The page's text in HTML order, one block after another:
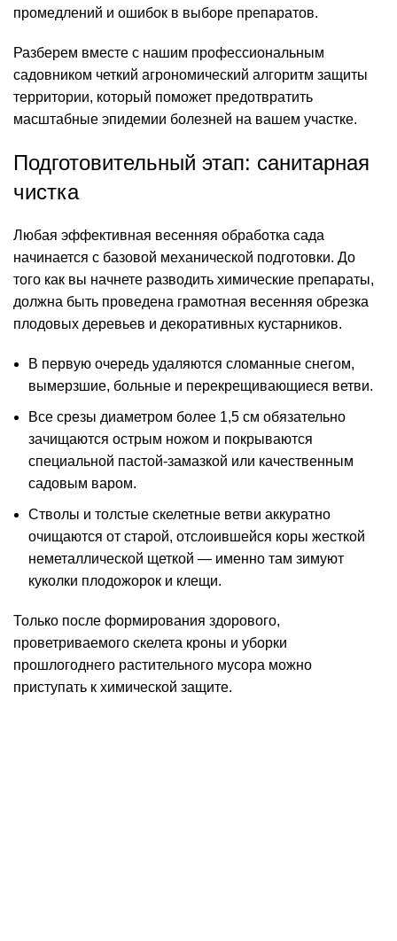
промедлений и ошибок в выборе препаратов.
Разберем вместе с нашим профессиональным
садовником четкий агрономический алгоритм защиты
территории, который поможет предотвратить
масштабные эпидемии болезней на вашем участке.
Подготовительный этап: санитарная
чистка
Любая эффективная весенняя обработка сада
начинается с базовой механической подготовки. До
того как вы начнете разводить химические препараты,
должна быть проведена грамотная весенняя обрезка
плодовых деревьев и декоративных кустарников.
В первую очередь удаляются сломанные снегом,
вымерзшие, больные и перекрещивающиеся ветви.
Все срезы диаметром более 1,5 см обязательно
зачищаются острым ножом и покрываются
специальной пастой-замазкой или качественным
садовым варом.
Стволы и толстые скелетные ветви аккуратно
очищаются от старой, отслоившейся коры жесткой
неметаллической щеткой — именно там зимуют
куколки плодожорок и клещи.
Только после формирования здорового,
проветриваемого скелета кроны и уборки
прошлогоднего растительного мусора можно
приступать к химической защите.